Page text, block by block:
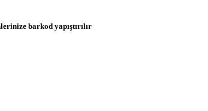
barkod yapıştırılır